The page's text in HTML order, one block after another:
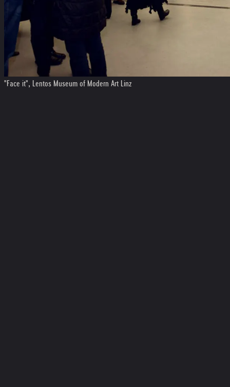
"Face it", Lentos Museum of Modern Art Linz